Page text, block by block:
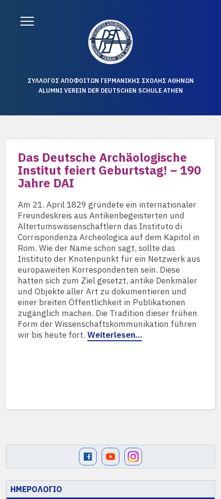
ΣΥΛΛΟΓΟΣ ΑΠΟΦΟΙΤΩΝ ΓΕΡΜΑΝΙΚΗΣ ΣΧΟΛΗΣ ΑΘΗΝΩΝ
ALUMNI VEREIN DER DEUTSCHEN SCHULE ATHEN
ΗΜΕΡΟΛΟΓΙΟ
Das Deutsche Archäologische
Institut feiert Geburtstag! – 190
Jahre DAI
Am 21. April 1829 gründete ein internationaler
Freundeskreis aus Antikenbegeisterten und
Altertumswissenschaftlern das Instituto di
Corrispondenza Archeologica auf dem Kapitol in
Rom. Wie der Name schon sagt, sollte das
Instituto der Knotenpunkt für ein Netzwerk aus
europaweiten Korrespondenten sein. Diese
hatten sich zum Ziel gesetzt, antike Denkmäler
und Objekte aller Art zu dokumentieren und
einer breiten Öffentlichkeit in Publikationen
zugänglich machen. Die Tradition dieser frühen
Form der Wissenschaftskommunikation führen
wir bis heute fort. Weiterlesen…